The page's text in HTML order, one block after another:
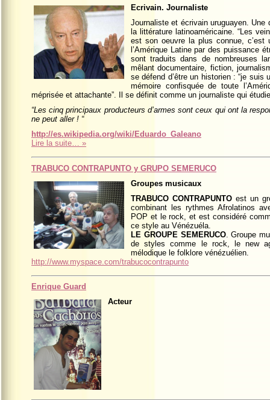
Ecrivain. Journaliste
Journaliste et écrivain uruguayen.
la littérature latinoaméricaine. “Les
est son oeuvre la plus connue, c’est
l’Amérique Latine par des puissance
sont traduits dans de nombreuses
mêlant documentaire, fiction,
se défend d’être un historien : “je
mémoire confisquée de toute
méprisée et attachante”. Il se définit comme un journaliste qui
“Les cinq principaux producteurs d’armes sont ceux qui ont la
ne peut aller ! “
http://es.wikipedia.org/wiki/Eduardo_Galeano
Lire la suite… »
TRABUCO CONTRAPUNTO y GRUPO SEMERUCO
Groupes musicaux
TRABUCO CONTRAPUNTO est un
combinant les rythmes Afrolatinos
POP et le rock, et est considéré
ce style au Vénézuéla.
LE GROUPE SEMERUCO. Groupe
de styles comme le rock, le new
mélodique le folklore vénézuélien.
http://www.myspace.com/trabucocontrapunto
Enrique Guard
Acteur